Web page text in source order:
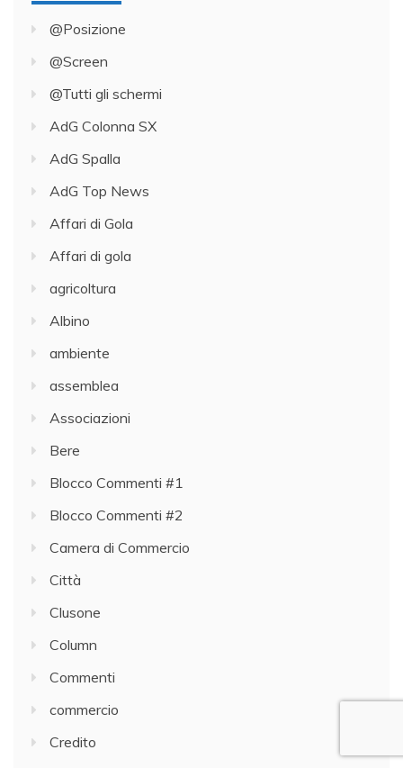
@Posizione
@Screen
@Tutti gli schermi
AdG Colonna SX
AdG Spalla
AdG Top News
Affari di Gola
Affari di gola
agricoltura
Albino
ambiente
assemblea
Associazioni
Bere
Blocco Commenti #1
Blocco Commenti #2
Camera di Commercio
Città
Clusone
Column
Commenti
commercio
Credito